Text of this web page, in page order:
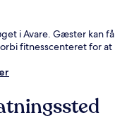
i Avare. Gæster kan få
fitnesscenteret for at